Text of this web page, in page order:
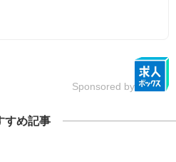
Sponsored by
すめ記事